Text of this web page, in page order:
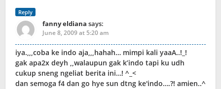
Reply
fanny eldiana says:
June 8, 2009 at 5:20 am
iya.,,,coba ke indo aja,,,hahah… mimpi kali yaaA..!_!
gak apa2x deyh ,,walaupun gak k’indo tapi ku udh
cukup sneng ngeliat berita ini…! ^_<
dan semoga f4 dan go hye sun dtng ke'indo….?! amien..^